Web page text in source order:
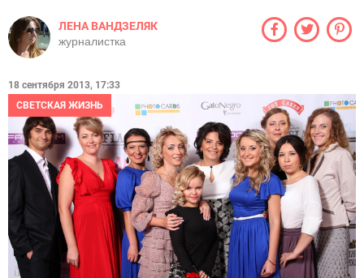
ЛЕНА ВАНДЗЕЛЯК
журналистка
18 сентября 2013, 17:33
СВЕТСКАЯ ЖИЗНЬ